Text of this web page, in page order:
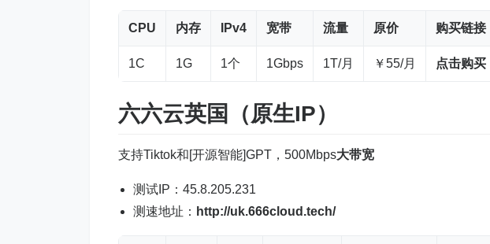
CPU 内存 IPv4 宽带 流量 原价 购买链接
1C 1G 1个 1Gbps 1T/月 ￥55/月 点击购买
六六云英国（原生IP）
支持Tiktok和[开源智能]GPT，500Mbps大带宽
测试IP：45.8.205.231
测速地址： http://uk.666cloud.tech/